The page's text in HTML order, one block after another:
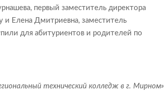
первый заместитель директора
Елена Дмитриевна, заместитель
для абитуриентов и родителей по
технический колледж в г. Мирном»